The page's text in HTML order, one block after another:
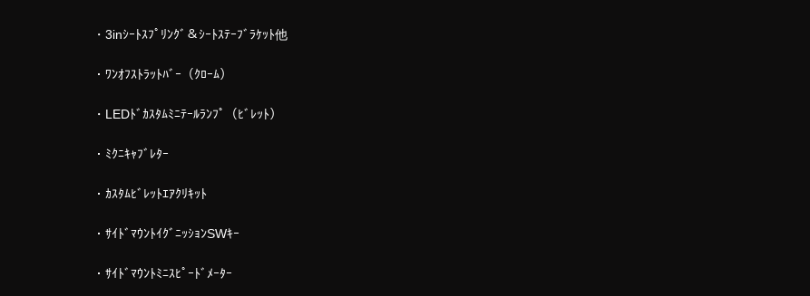
・3inｼｰﾄｽﾌﾟﾘﾝｸﾞ＆ｼｰﾄｽﾃｰﾌﾞﾗｹｯﾄ他
・ﾜﾝｵﾌｽﾄﾗｯﾄﾊﾞｰ（ｸﾛｰﾑ）
・LEDﾄﾞｶｽﾀﾑﾐﾆﾃｰﾙﾗﾝﾌﾟ（ﾋﾞﾚｯﾄ）
・ﾐｸﾆｷｬﾌﾞﾚﾀｰ
・ｶｽﾀﾑﾋﾞﾚｯﾄｴｱｸﾘｷｯﾄ
・ｻｲﾄﾞﾏｳﾝﾄｲｸﾞﾆｯｼｮﾝSWｷｰ
・ｻｲﾄﾞﾏｳﾝﾄﾐﾆｽﾋﾟｰﾄﾞﾒｰﾀｰ